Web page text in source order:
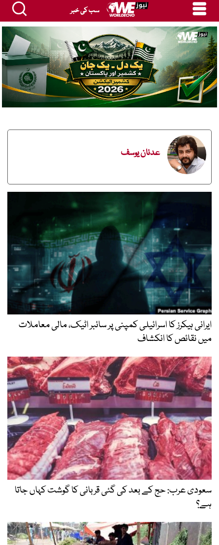
سب کی خبر
عدنان یوسف
ایرانی ہیکرز کا اسرائیلی کمپنی پر سائبر اٹیک، مالی معاملات
میں نقائص کا انکشاف
سعودی عرب: حج کے بعد کی گئی قربانی کا گوشت کہاں جاتا
ہے؟